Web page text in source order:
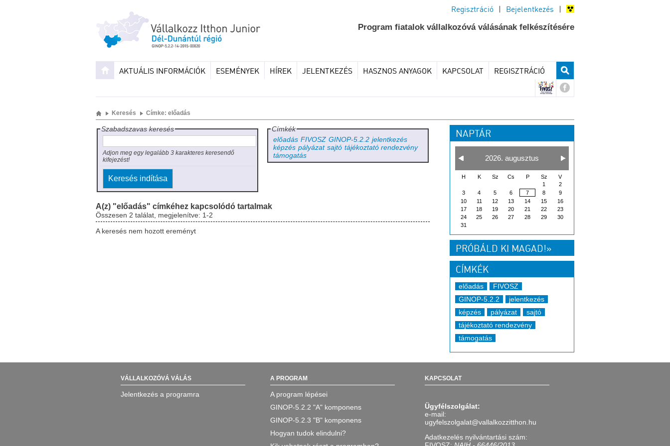
Regisztráció | Bejelentkezés |
Program fiatalok vállalkozóvá válásának felkészítésére
AKTUÁLIS INFORMÁCIÓK ESEMÉNYEK HÍREK JELENTKEZÉS HASZNOS ANYAGOK KAPCSOLAT REGISZTRÁCIÓ
Keresés Címke: előadás
Szabadszavas keresés
Adjon meg egy legalább 3 karakteres keresendő
kifejezést!
Címkék
előadás FIVOSZ GINOP-5.2.2 jelentkezés
képzés pályázat sajtó tájékoztató rendezvény
támogatás
A(z) "előadás" címkéhez kapcsolódó tartalmak
Összesen 2 találat, megjelenítve: 1-2
A keresés nem hozott ereményt
NAPTÁR
2026. augusztus
H K Sz Cs P Sz
V
1
2
3
4 5 6 7 8
9
10
11 12 13 14 15
16
17
18 19 20 21 22
23
24
25 26 27 28 29
30
31
PRÓBÁLD KI MAGAD!»
CÍMKÉK
előadás
FIVOSZ
GINOP-5.2.2
jelentkezés
képzés
pályázat
sajtó
tájékoztató rendezvény
támogatás
VÁLLALKOZÓVÁ VÁLÁS
Jelentkezés a programra
A PROGRAM
A program lépései
GINOP-5.2.2 "A" komponens
GINOP-5.2.3 "B" komponens
Hogyan tudok elindulni?
KAPCSOLAT
Ügyfélszolgálat:
e-mail:
ugyfelszolgalat@vallalkozzitthon.hu
Adatkezelés nyilvántartási szám: